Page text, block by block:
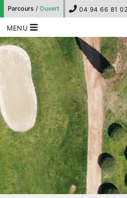
Parcours / Ouvert 04 94 66 81 02
MENU